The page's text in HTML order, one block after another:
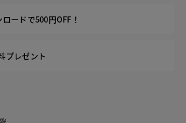
ードで500円OFF！
プレゼント